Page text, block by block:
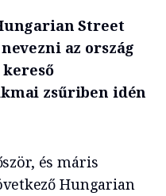
Street
az ország
zsűriben idén
és máris
Hungarian